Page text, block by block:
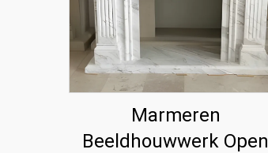
Marmeren
Beeldhouwwerk Open